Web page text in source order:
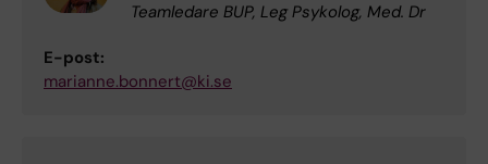
Teamledare BUP, Leg Psykolog, Med. Dr
E-post:
marianne.bonnert@ki.se